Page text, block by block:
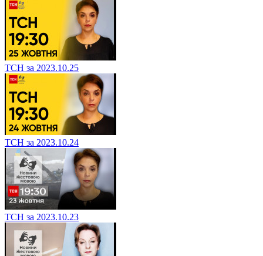
ТСН за 2023.10.25
ТСН за 2023.10.24
ТСН за 2023.10.23